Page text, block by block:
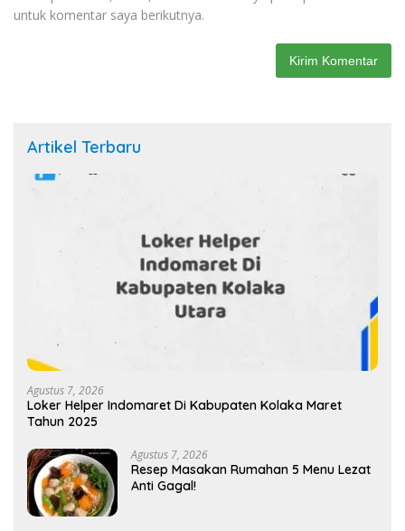
untuk komentar saya berikutnya.
Artikel Terbaru
Agustus 7, 2026
Loker Helper Indomaret Di Kabupaten Kolaka Maret
Tahun 2025
Agustus 7, 2026
Resep Masakan Rumahan 5 Menu Lezat
Anti Gagal!